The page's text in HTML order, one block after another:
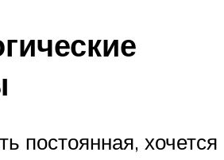
постоянная, хочется